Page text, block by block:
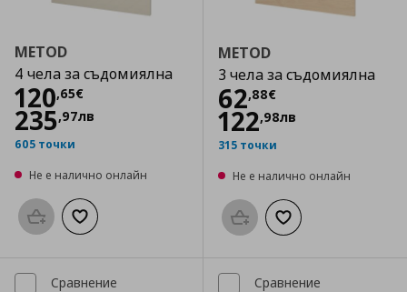
METOD
4 чела за съдомиялна
120,65€
Цена
235,97лв
605 точки
Не е налично онлайн
Προσθήκη στο καλάθι
Добави към списъка с любими
METOD
3 чела за съдомиялна
62,88€
Цена
122,98лв
315 точки
Не е налично онлайн
Προσθήκη στο καλάθι
Добави към
Сравнение Сравнение